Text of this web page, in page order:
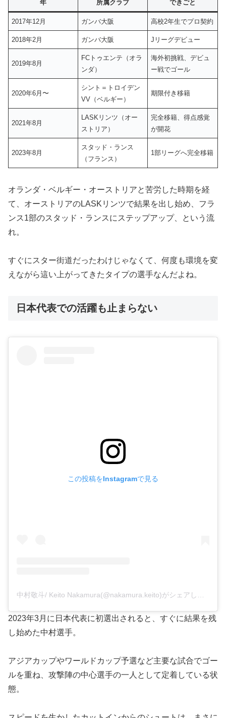
年 所属クラブ できごと
2017年12月 ガンバ大阪 高校2年生でプロ契約
2018年2月 ガンバ大阪 Jリーグデビュー
2019年8月
FCトゥエンテ（オラ
ンダ）
海外初挑戦、デビュ
ー戦でゴール
2020年6月〜
シント＝トロイデン
VV（ベルギー）
期限付き移籍
2021年8月
LASKリンツ（オー
ストリア）
完全移籍、得点感覚
が開花
2023年8月
スタッド・ランス
（フランス）
1部リーグへ完全移籍
オランダ・ベルギー・オーストリアと苦労した時期を経
て、オーストリアのLASKリンツで結果を出し始め、フラ
ンス1部のスタッド・ランスにステップアップ、という流
れ。
すぐにスター街道だったわけじゃなくて、何度も環境を変
えながら這い上がってきたタイプの選手なんだよね。
日本代表での活躍も止まらない
この投稿をInstagramで見る
2023年3月に日本代表に初選出されると、すぐに結果を残
し始めた中村選手。
アジアカップやワールドカップ予選など主要な試合でゴー
ルを重ね、攻撃陣の中心選手の一人として定着している状
態。